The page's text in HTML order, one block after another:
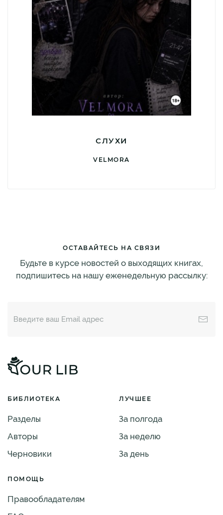
СЛУХИ
VELMORA
ОСТАВАЙТЕСЬ НА СВЯЗИ
Будьте в курсе новостей о выходящих книгах,
подпишитесь на нашу еженедельную рассылку:
БИБЛИОТЕКА
Разделы
Авторы
Черновики
ЛУЧШЕЕ
За полгода
За неделю
За день
ПОМОЩЬ
Правообладателям